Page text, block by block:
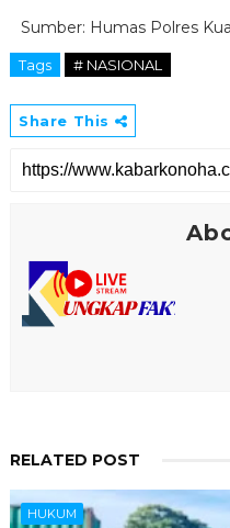
Sumber: Humas Polres
Tags # NASIONAL
Share This
RELATED POST
HUKUM